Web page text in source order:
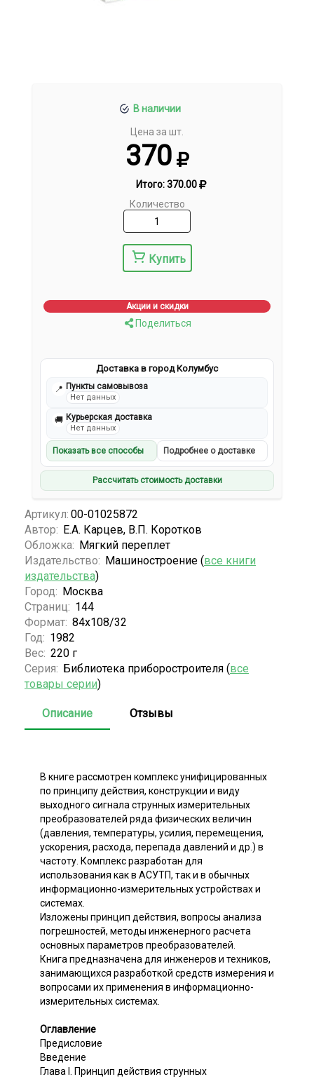
В наличии
Цена за шт.
370
Итого:370.00
Количество
Купить
Акции и скидки
Поделиться
Доставка в город Колумбус
📍 Пункты самовывоза
Нет данных
🚚 Курьерская доставка
Нет данных
Показать все способы Подробнее о доставке
Рассчитать стоимость доставки
Артикул: 00-01025872
Автор: Е.А. Карцев, В.П. Коротков
Обложка: Мягкий переплет
Издательство: Машиностроение (все книги
издательства)
Город: Москва
Страниц: 144
Формат: 84x108/32
Год: 1982
Вес: 220 г
Серия: Библиотека приборостроителя (все
товары серии)
Описание Отзывы
В книге рассмотрен комплекс унифицированных
по принципу действия, конструкции и виду
выходного сигнала струнных измерительных
преобразователей ряда физических величин
(давления, температуры, усилия, перемещения,
ускорения, расхода, перепада давлений и др.) в
частоту. Комплекс разработан для
использования как в АСУТП, так и в обычных
информационно-измерительных устройствах и
системах.
Изложены принцип действия, вопросы анализа
погрешностей, методы инженерного расчета
основных параметров преобразователей.
Книга предназначена для инженеров и техников,
занимающихся разработкой средств измерения и
вопросами их применения в информационно-
измерительных системах.
Оглавление
Предисловие
Введение
Глава I. Принцип действия струнных